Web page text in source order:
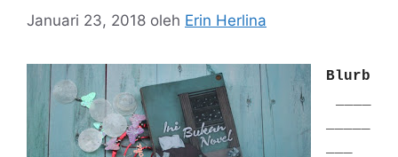
Januari 23, 2018 oleh Erin Herlina
Blurb